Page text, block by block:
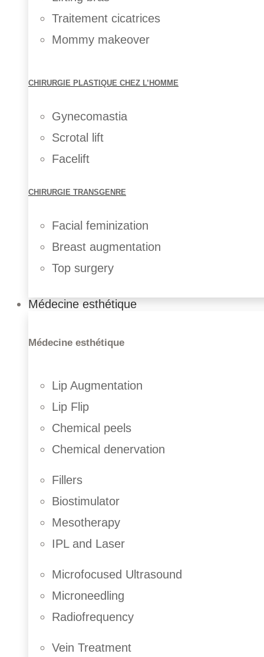
Traitement cicatrices
Mommy makeover
CHIRURGIE PLASTIQUE CHEZ L’HOMME
Gynecomastia
Scrotal lift
Facelift
CHIRURGIE TRANSGENRE
Facial feminization
Breast augmentation
Top surgery
Médecine esthétique
Médecine esthétique
Lip Augmentation
Lip Flip
Chemical peels
Chemical denervation
Fillers
Biostimulator
Mesotherapy
IPL and Laser
Microfocused Ultrasound
Microneedling
Radiofrequency
Vein Treatment